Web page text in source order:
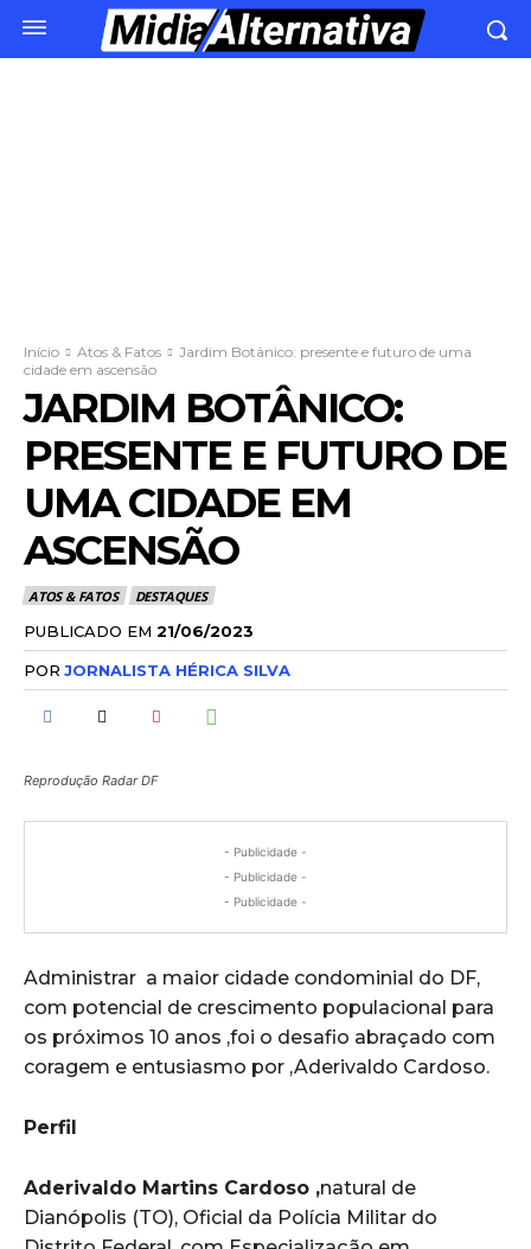
Início Atos & Fatos
Jardim Botânico: presente e futuro de uma
cidade em ascensão
JARDIM BOTÂNICO:
PRESENTE E FUTURO DE
UMA CIDADE EM
ASCENSÃO
ATOS & FATOS DESTAQUES
PUBLICADO EM 21/06/2023
POR JORNALISTA HÉRICA SILVA
Reprodução Radar DF
- Publicidade -
- Publicidade -
- Publicidade -
Administrar a maior cidade condominial do DF,
com potencial de crescimento populacional para
os próximos 10 anos ,foi o desafio abraçado com
coragem e entusiasmo por ,Aderivaldo Cardoso.
Perfil
Aderivaldo Martins Cardoso ,natural de
Dianópolis (TO), Oficial da Polícia Militar do